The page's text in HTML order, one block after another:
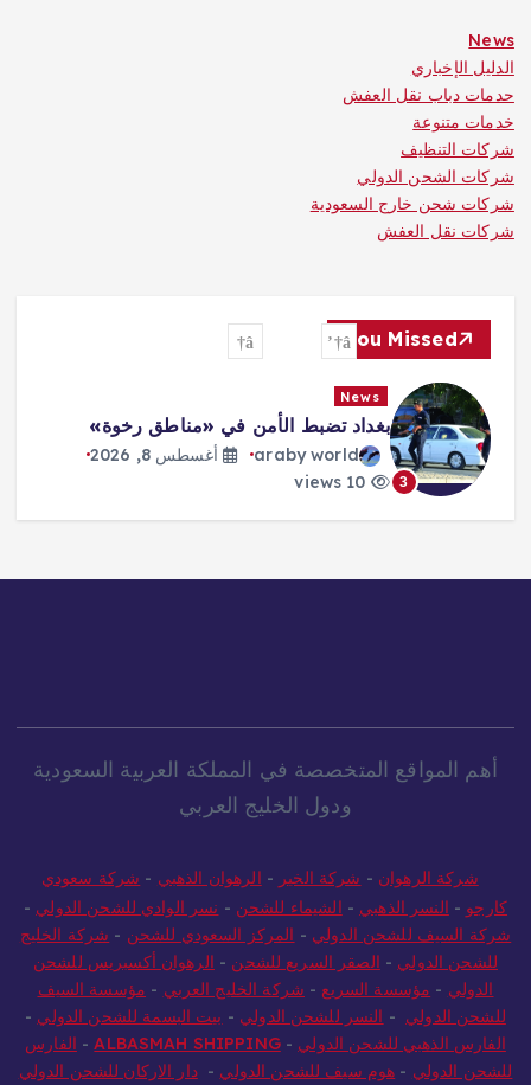
News
الدليل الإخباري
حدمات دباب نقل العفش
خدمات متنوعة
شركات التنظيف
شركات الشحن الدولي
شركات شحن خارج السعودية
شركات نقل العفش
You Missed
3
News
بغداد تضبط الأمن في «مناطق رخوة»
araby world
أغسطس 8, 2026
أهم المواقع المتخصصة في المملكة العربية السعودية
ودول الخليج العربي
شركة الرهوان - شركة الخير - الرهوان الذهبي - شركة سعودي
كارجو - النسر الذهبي - الشيماء للشحن - نسر الوادي للشحن الدولي -
شركة السيف للشحن الدولي - المركز السعودي للشحن - شركة الخليج
للشحن الدولي - الصقر السريع للشحن - الرهوان أكسبريس للشحن
الدولي - مؤسسة السريع - شركة الخليج العربي - مؤسسة السيف
للشحن الدولي - النسر للشحن الدولي - بيت البسمة للشحن الدولي -
الفارس الذهبي للشحن الدولي -
ALBASMAH SHIPPING
- الفارس
للشحن الدولي - هوم سيف للشحن الدولي -دار الاركان للشحن الدولي